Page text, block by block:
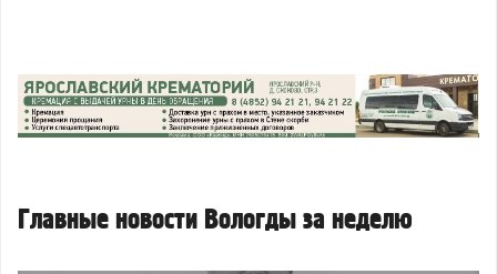
Главные новости Вологды за неделю